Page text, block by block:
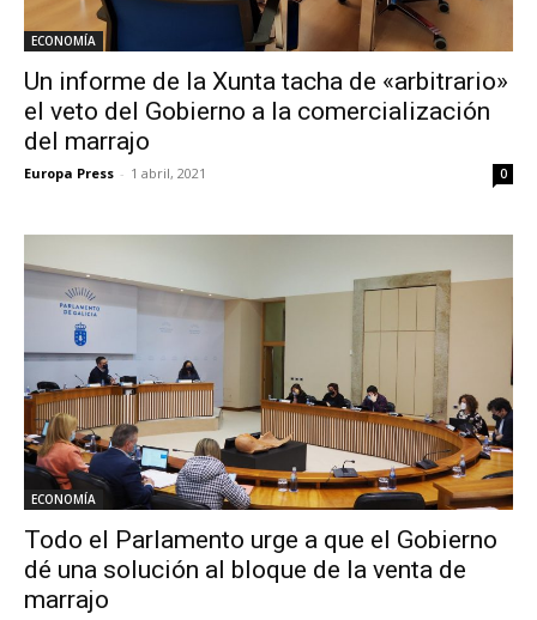
ECONOMÍA
Un informe de la Xunta tacha de «arbitrario»
el veto del Gobierno a la comercialización
del marrajo
Europa Press - 1 abril, 2021 0
ECONOMÍA
Todo el Parlamento urge a que el Gobierno
dé una solución al bloque de la venta de
marrajo